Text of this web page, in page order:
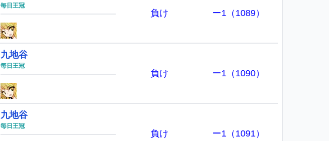
毎日王冠
負け ー1（1089）
九地谷
毎日王冠
負け ー1（1090）
九地谷
毎日王冠
負け ー1（1091）